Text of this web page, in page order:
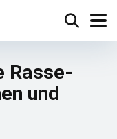
Rasse-
und